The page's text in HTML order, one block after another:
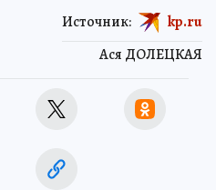
Ася ДОЛЕЦКАЯ
Источник: kp.ru